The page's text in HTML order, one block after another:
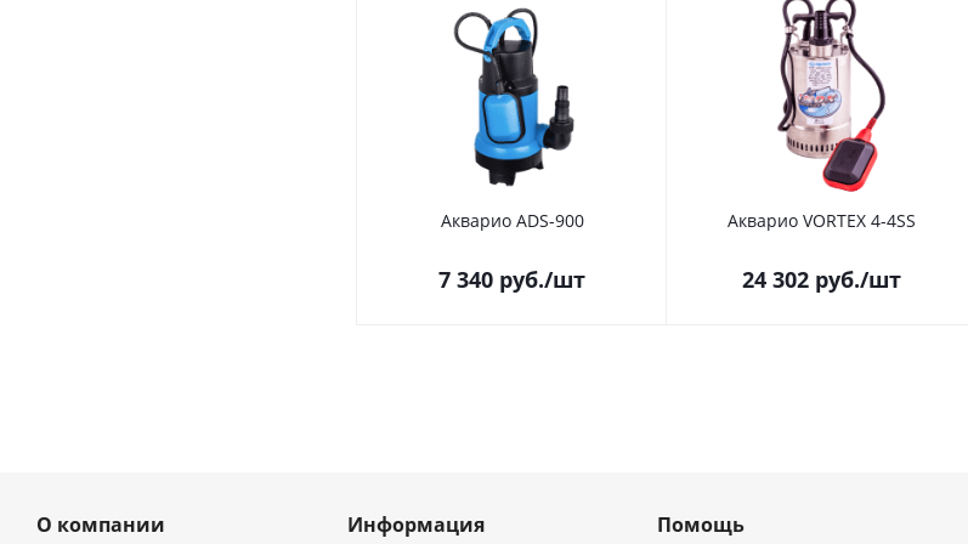
Акварио ADS-900
7 340 руб./шт
Акварио VORTEX 4-4SS
24 302 руб./шт
О компании Информация Помощь